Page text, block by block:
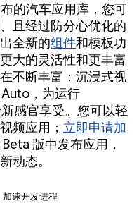
的汽车应用库，您可
且经过防分心优化的
全新的组件和模板功
大的灵活性和更丰富
不断丰富：沉浸式视
，为运行
感官享受。您可以轻
频应用； 立即申请加
Beta 版中发布应用，
动态。
速开发进程